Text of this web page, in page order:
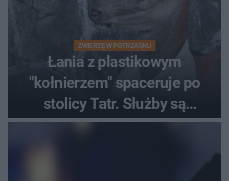
ZWIERZĘ W POTRZASKU
Łania z plastikowym
"kołnierzem" spaceruje po
stolicy Tatr. Służby są
bezradne